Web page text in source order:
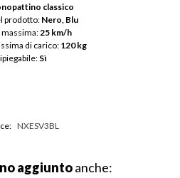
classico
prodotto: Nero, Blu
25 km/h
di carico: 120 kg
Sì
NXESV3BL
aggiuntoanche: